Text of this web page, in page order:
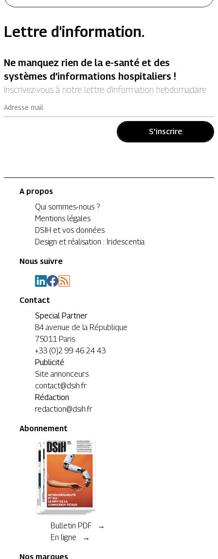
Lettre d'information.
Ne manquez rien de la e-santé et des
systèmes d’informations hospitaliers !
Inscrivez-vous à notre lettre d’information hebdomadaire.
Adresse mail
S'inscrire
A propos
Qui sommes-nous ?
Mentions légales
DSIH et vos données
Design et réalisation : Iridescentia
Nous suivre
Contact
Special Partner
84 avenue de la République
75011 Paris
+33 (0)2 99 46 24 43
Publicité
Site annonceurs
contact@dsih.fr
Rédaction
redaction@dsih.fr
Abonnement
Bulletin PDF →
En ligne →
Nos marques